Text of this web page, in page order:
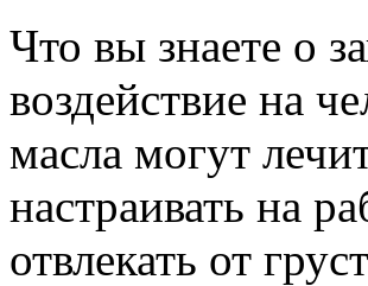
Что вы знаете о
воздействие на
масла могут
настраивать на
отвлекать от